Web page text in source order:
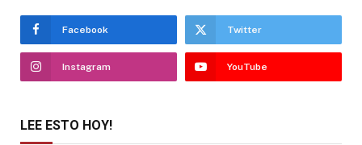
Facebook Twitter
Instagram YouTube
LEE ESTO HOY!